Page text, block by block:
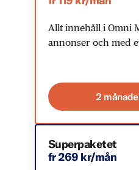
Allt innehåll i Omni
annonser och med
2
Superpaketet
fr 269 kr/mån